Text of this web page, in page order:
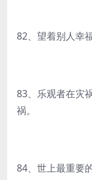
82、望着别人幸
83、乐观者在灾
祸。
84、世上最重要